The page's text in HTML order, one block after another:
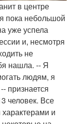
в центре
пока небольшой
уже успела
и, несмотря
не
нашла. -- Я
людям, я
признается
человек. Все
и